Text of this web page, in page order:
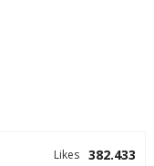
382.433
Likes